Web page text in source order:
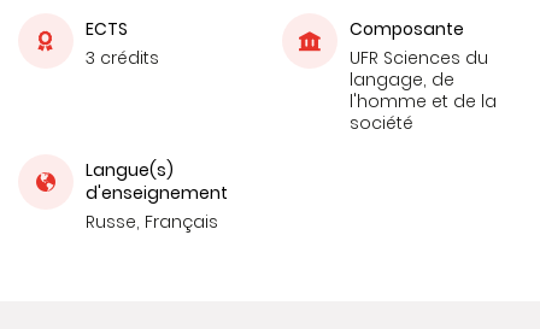
ECTS
3 crédits
Composante
UFR Sciences du
langage, de
l'homme et de la
société
Langue(s)
d'enseignement
Russe, Français